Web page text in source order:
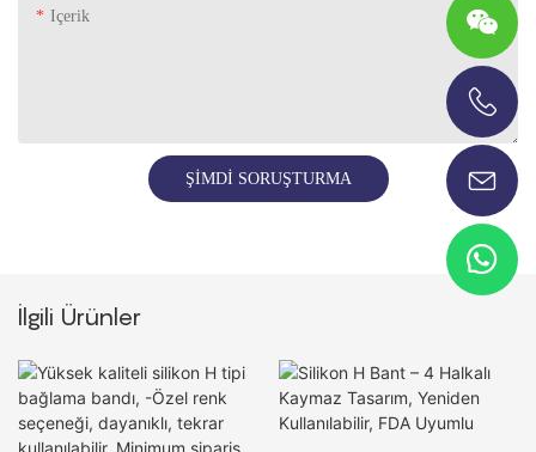
Içerik
ŞIMDI SORUŞTURMA
İlgili Ürünler